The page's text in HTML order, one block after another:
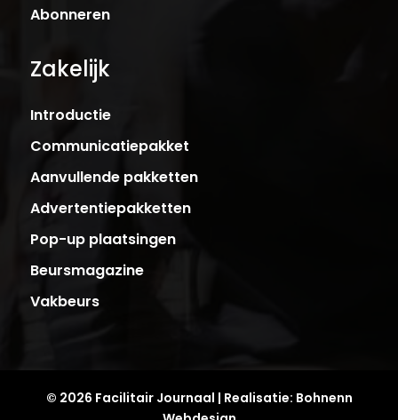
Abonneren
Zakelijk
Introductie
Communicatiepakket
Aanvullende pakketten
Advertentiepakketten
Pop-up plaatsingen
Beursmagazine
Vakbeurs
© 2026 Facilitair Journaal | Realisatie: Bohnenn